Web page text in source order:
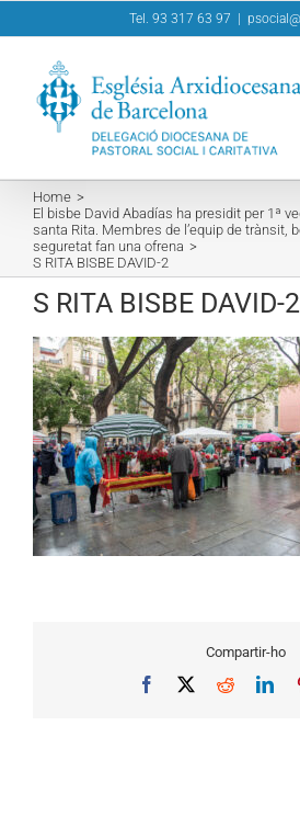
to
Tel. 93 317 63 97
Home
El bisbe David Abadías ha presidit per 1ª
santa Rita. Membres de l’equip de trànsit,
seguretat fan una ofrena
S RITA BISBE DAVID-2
S RITA BISBE DAVID-2
Compartir-ho
Facebook Reddit